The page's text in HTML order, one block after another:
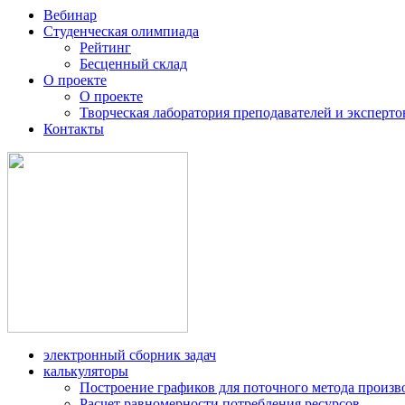
Вебинар
Студенческая олимпиада
Рейтинг
Бесценный склад
О проекте
О проекте
Творческая лаборатория преподавателей и
Контакты
электронный сборник задач
калькуляторы
Построение графиков для поточного метода